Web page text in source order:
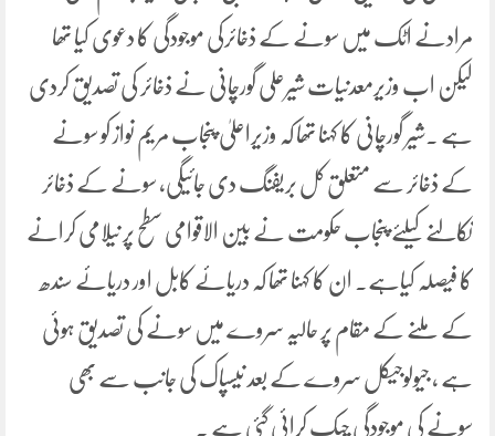
مرادنے اٹک میں سونے کے ذخائرکی موجودگی کا دعوی کیا تھا
لیکن اب وزیرمعدنیات شیرعلی گورچانی نے ذخائر کی تصدیق کردی
ہے ۔شیر گورچانی کا کہنا تھا کہ وزیراعلیٰ پنجاب مریم نواز کو سونے
کے ذخائر سے متعلق کل بریفنگ دی جائیگی، سونے کے ذخائر
نکالنے کیلئے پنجاب حکومت نے بین الاقوامی سطح پر نیلامی کرانے
کا فیصلہ کیاہے۔ ان کا کہنا تھا کہ دریائے کابل اور دریائے سندھ
کے ملنے کے مقام پر حالیہ سروے میں سونے کی تصدیق ہوئی
ہے ، جیولوجیکل سروے کے بعد نیسپاک کی جانب سے بھی
سونے کی موجودگی چیک کرائی گئی ہے ۔